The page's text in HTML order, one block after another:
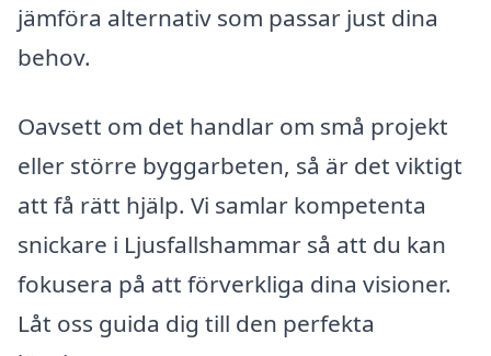
jämföra alternativ som passar just dina
behov.
Oavsett om det handlar om små projekt
eller större byggarbeten, så är det viktigt
att få rätt hjälp. Vi samlar kompetenta
snickare i Ljusfallshammar så att du kan
fokusera på att förverkliga dina visioner.
Låt oss guida dig till den perfekta